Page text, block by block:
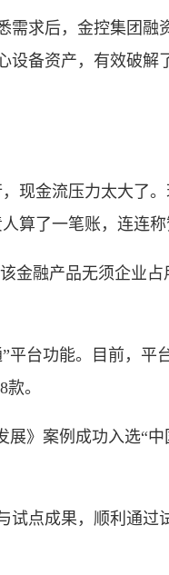
求后，金控集团融
设备资产，有效破解
金流压力太大了。
算了一笔账，连连称
融产品无须企业占
台功能。目前，平
。
》案例成功入选“中
点成果，顺利通过